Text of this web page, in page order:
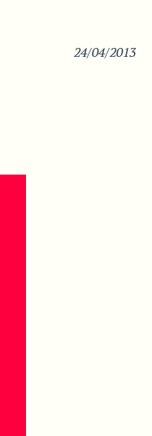
24/04/2013